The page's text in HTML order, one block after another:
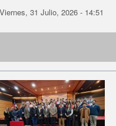
Viernes, 31 Julio, 2026 - 14:51